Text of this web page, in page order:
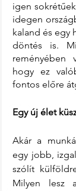
igen
idegen
kaland és egy
döntés is.
reményében
hogy ez
fontos előre
Egy új élet
Akár a
egy jobb,
szólít
Milyen lesz